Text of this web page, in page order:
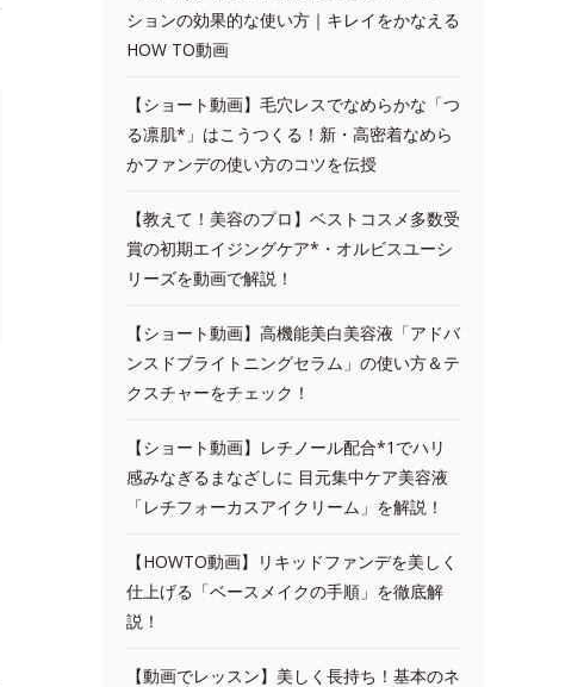
ションの効果的な使い方｜キレイをかなえる
HOW TO動画
【ショート動画】毛穴レスでなめらかな「つ
る凛肌*」はこうつくる！新・高密着なめら
かファンデの使い方のコツを伝授
【教えて！美容のプロ】ベストコスメ多数受
賞の初期エイジングケア*・オルビスユーシ
リーズを動画で解説！
【ショート動画】高機能美白美容液「アドバ
ンスドブライトニングセラム」の使い方＆テ
クスチャーをチェック！
【ショート動画】レチノール配合*1でハリ
感みなぎるまなざしに 目元集中ケア美容液
「レチフォーカスアイクリーム」を解説！
【HOWTO動画】リキッドファンデを美しく
仕上げる「ベースメイクの手順」を徹底解
説！
【動画でレッスン】美しく長持ち！基本のネ